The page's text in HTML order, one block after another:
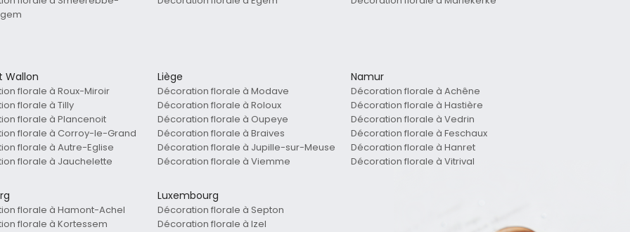
Wallon
florale à Roux-Miroir
florale à Tilly
florale à Plancenoit
florale à Corroy-le-Grand
florale à Autre-Eglise
florale à Jauchelette
Liège
Décoration florale à Modave
Décoration florale à Roloux
Décoration florale à Oupeye
Décoration florale à Braives
Décoration florale à Jupille-sur-Meuse
Décoration florale à Viemme
Namur
Décoration florale à Achêne
Décoration florale à Hastière
Décoration florale à Vedrin
Décoration florale à Feschaux
Décoration florale à Hanret
Décoration florale à Vitrival
florale à Hamont-Achel
florale à Kortessem
Luxembourg
Décoration florale à Septon
Décoration florale à Izel